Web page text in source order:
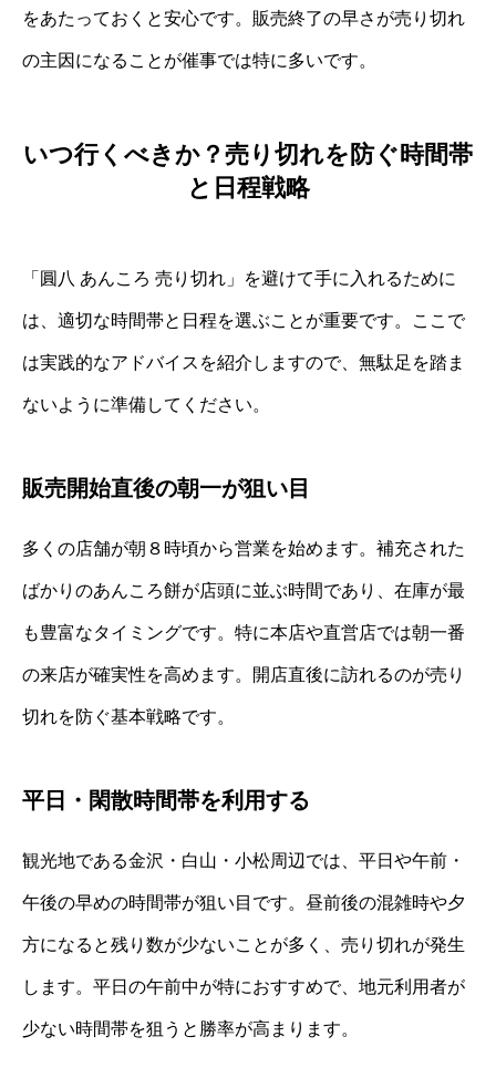
をあたっておくと安心です。販売終了の早さが売り切れ
の主因になることが催事では特に多いです。
いつ行くべきか？売り切れを防ぐ時間帯
と日程戦略
「圓八 あんころ 売り切れ」を避けて手に入れるために
は、適切な時間帯と日程を選ぶことが重要です。ここで
は実践的なアドバイスを紹介しますので、無駄足を踏ま
ないように準備してください。
販売開始直後の朝一が狙い目
多くの店舗が朝８時頃から営業を始めます。補充された
ばかりのあんころ餅が店頭に並ぶ時間であり、在庫が最
も豊富なタイミングです。特に本店や直営店では朝一番
の来店が確実性を高めます。開店直後に訪れるのが売り
切れを防ぐ基本戦略です。
平日・閑散時間帯を利用する
観光地である金沢・白山・小松周辺では、平日や午前・
午後の早めの時間帯が狙い目です。昼前後の混雑時や夕
方になると残り数が少ないことが多く、売り切れが発生
します。平日の午前中が特におすすめで、地元利用者が
少ない時間帯を狙うと勝率が高まります。